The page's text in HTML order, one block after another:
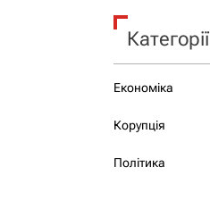
Категорії
Економіка
Корупція
Політика